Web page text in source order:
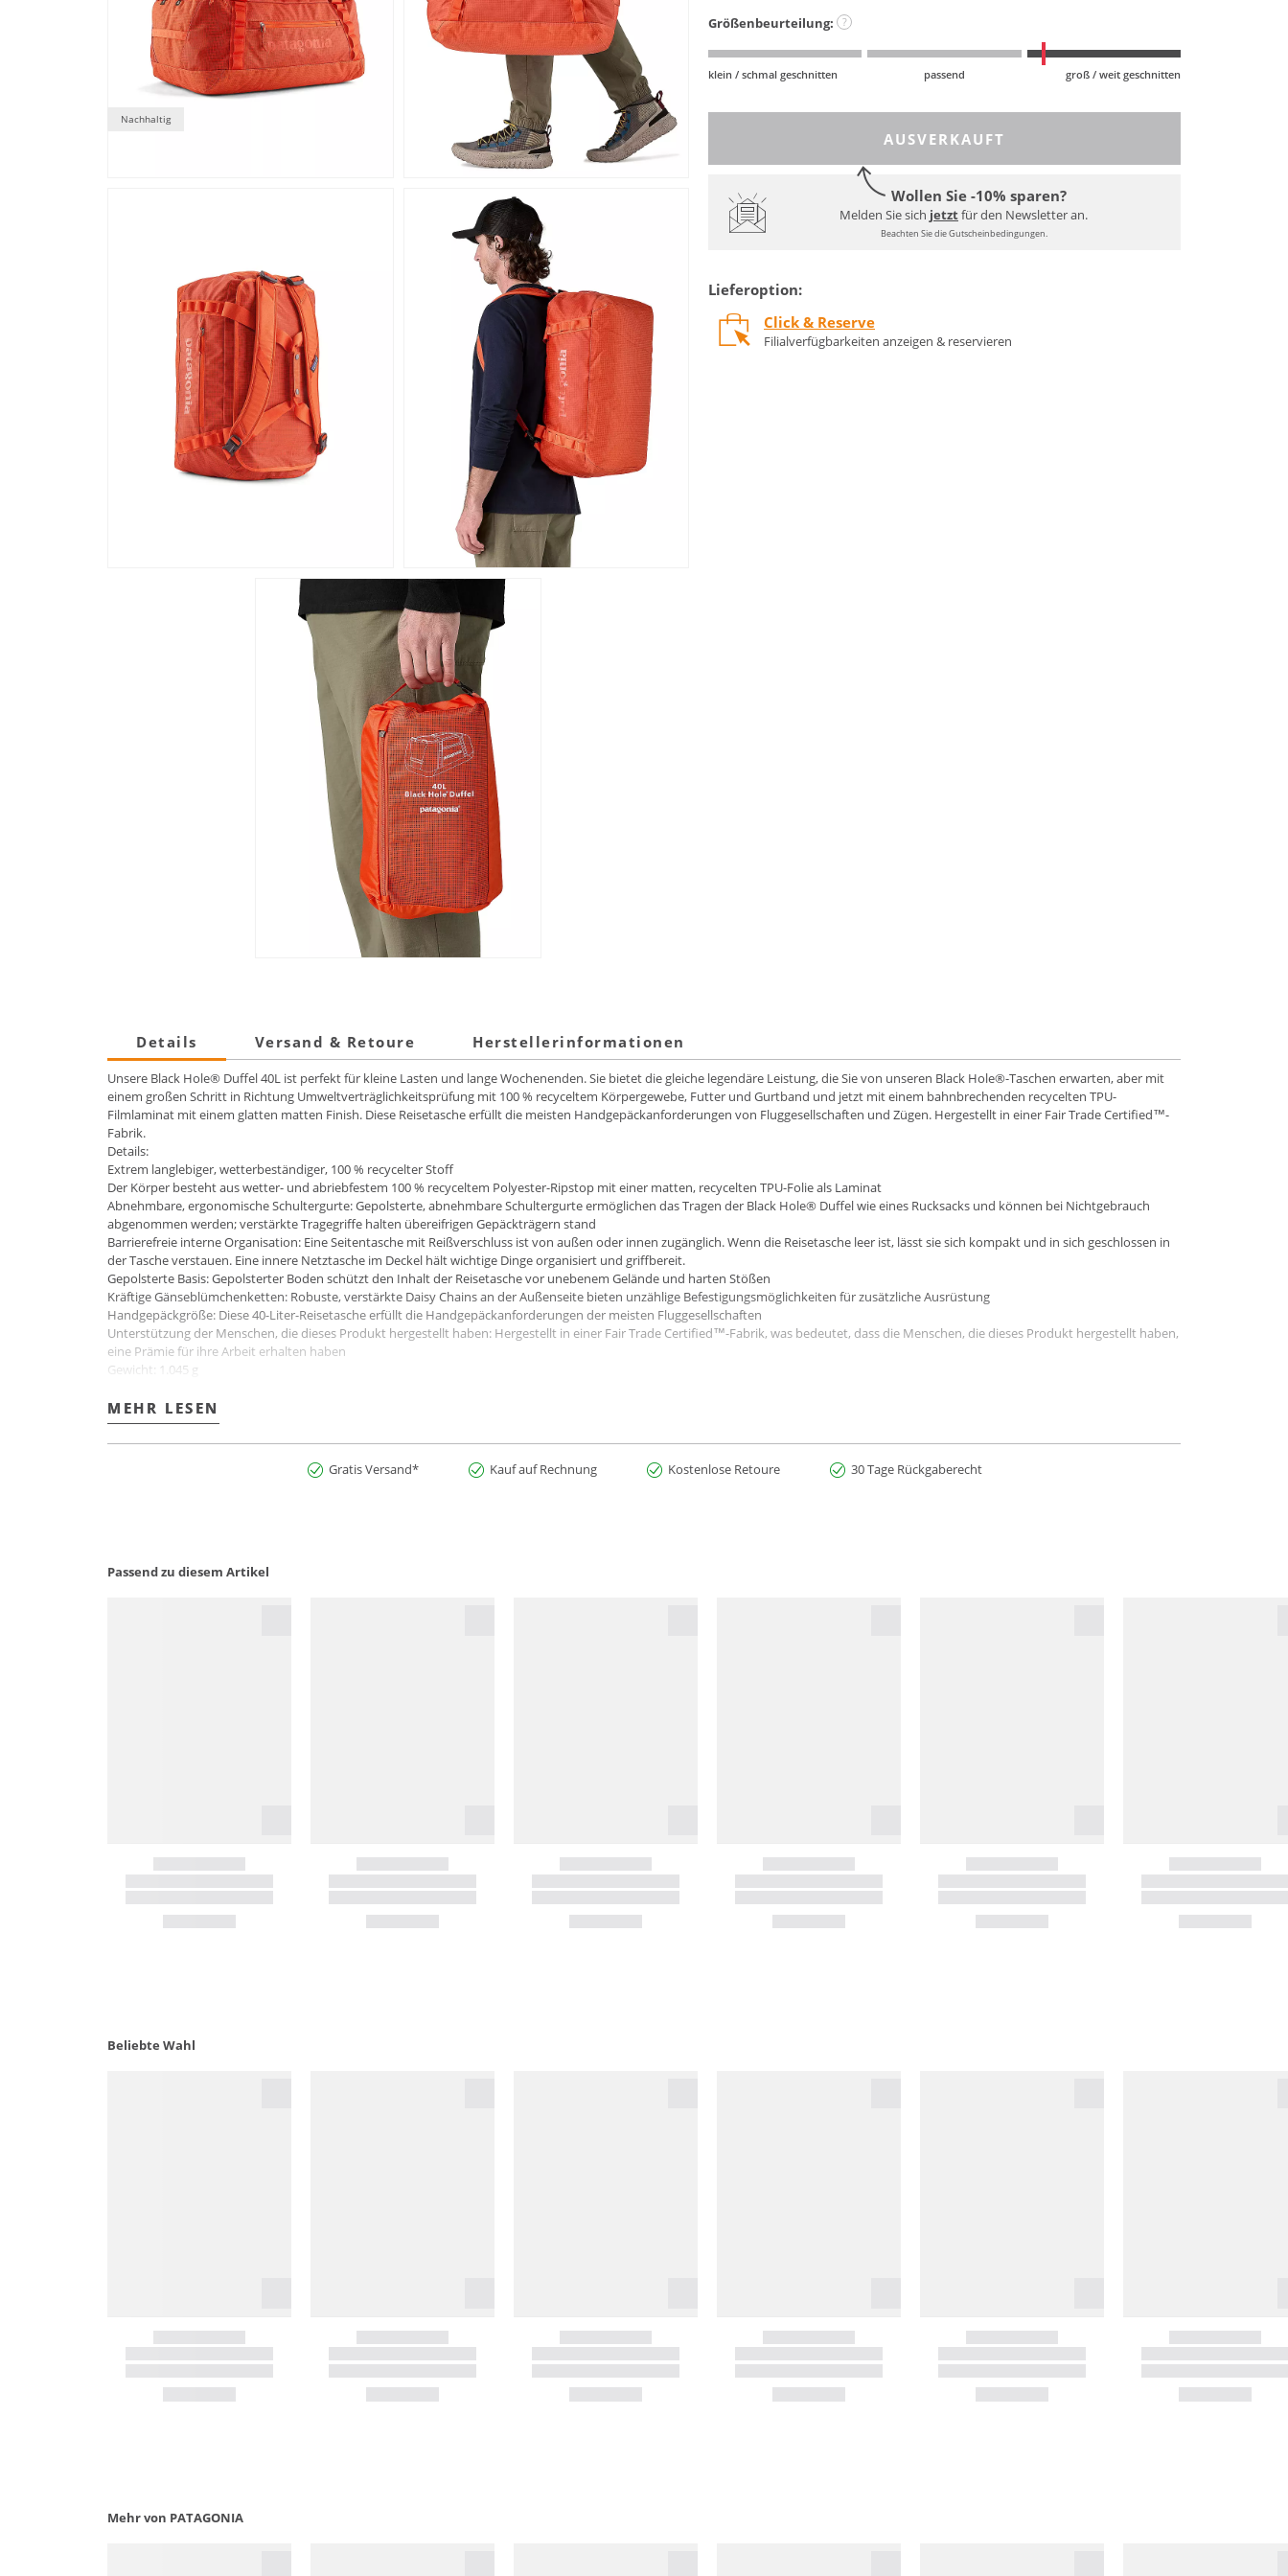
Nachhaltig
Größenbeurteilung: ?
klein / schmal geschnitten passend groß / weit geschnitten
AUSVERKAUFT
Wollen Sie -10% sparen?
Melden Sie sich jetztfür den Newsletter an.
Beachten Sie die Gutscheinbedingungen.
Lieferoption:
Click & Reserve
Filialverfügbarkeiten anzeigen & reservieren
Details Versand & Retoure Herstellerinformationen
Unsere Black Hole® Duffel 40L ist perfekt für kleine Lasten und lange Wochenenden. Sie bietet die gleiche legendäre Leistung, die Sie von unseren Black Hole®-Taschen erwarten, aber mit
einem großen Schritt in Richtung Umweltverträglichkeitsprüfung mit 100 % recyceltem Körpergewebe, Futter und Gurtband und jetzt mit einem bahnbrechenden recycelten TPU-
Filmlaminat mit einem glatten matten Finish. Diese Reisetasche erfüllt die meisten Handgepäckanforderungen von Fluggesellschaften und Zügen. Hergestellt in einer Fair Trade Certified™-
Fabrik.
Details:
Extrem langlebiger, wetterbeständiger, 100 % recycelter Stoff
Der Körper besteht aus wetter- und abriebfestem 100 % recyceltem Polyester-Ripstop mit einer matten, recycelten TPU-Folie als Laminat
Abnehmbare, ergonomische Schultergurte: Gepolsterte, abnehmbare Schultergurte ermöglichen das Tragen der Black Hole® Duffel wie eines Rucksacks und können bei Nichtgebrauch
abgenommen werden; verstärkte Tragegriffe halten übereifrigen Gepäckträgern stand
Barrierefreie interne Organisation: Eine Seitentasche mit Reißverschluss ist von außen oder innen zugänglich. Wenn die Reisetasche leer ist, lässt sie sich kompakt und in sich geschlossen in
der Tasche verstauen. Eine innere Netztasche im Deckel hält wichtige Dinge organisiert und griffbereit.
Gepolsterte Basis: Gepolsterter Boden schützt den Inhalt der Reisetasche vor unebenem Gelände und harten Stößen
Kräftige Gänseblümchenketten: Robuste, verstärkte Daisy Chains an der Außenseite bieten unzählige Befestigungsmöglichkeiten für zusätzliche Ausrüstung
Handgepäckgröße: Diese 40-Liter-Reisetasche erfüllt die Handgepäckanforderungen der meisten Fluggesellschaften
Unterstützung der Menschen, die dieses Produkt hergestellt haben: Hergestellt in einer Fair Trade Certified™-Fabrik, was bedeutet, dass die Menschen, die dieses Produkt hergestellt haben,
eine Prämie für ihre Arbeit erhalten haben
Gewicht: 1.045 g
Farbbezeichnung: Pollinator Orange
Art.Nr:2900280638536
MEHR LESEN
MEHR LESEN
Gratis Versand* Kauf auf Rechnung Kostenlose Retoure 30 Tage Rückgaberecht
Passend zu diesem Artikel
Beliebte Wahl
Mehr von PATAGONIA